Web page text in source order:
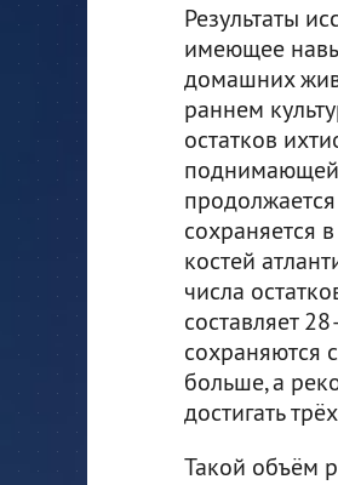
Результаты
имеющее
домашних
раннем
остатков
сохраняется
костей
числа
составляет
сохраняются
больше, а
достигать
Такой объём